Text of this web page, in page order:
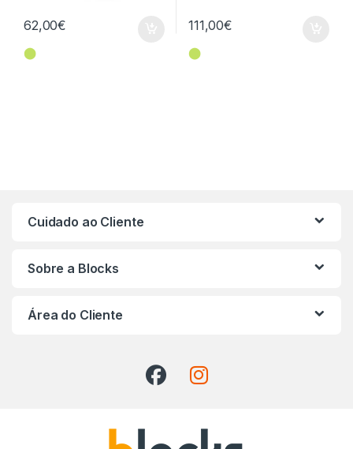
62,00€
⬤
111,00€
⬤
Cuidado ao Cliente
Sobre a Blocks
Área do Cliente